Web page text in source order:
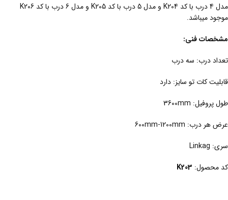
مدل 4 درب با کد K204 و مدل 5 درب با کد K205 و مدل 6 درب با کد K206
موجود میباشد.
مشخصات فنی:
تعداد درب: سه درب
قابلیت کات تو سایز: دارد
طول پروفیل: 3600mm
عرض هر درب: 600mm-1200mm
سری: Linkag
کد محصول: K203